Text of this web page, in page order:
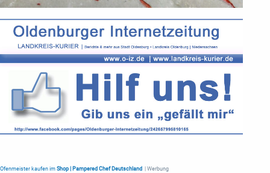
Ofenmeister kaufen im Shop | Pampered Chef Deutschland | Werbung